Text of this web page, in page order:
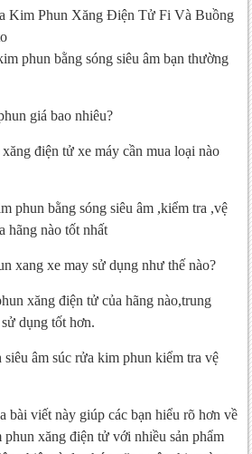
Kim Phun Xăng Điện Tử Fi Và Buồng
phun bằng sóng siêu âm bạn thường
giá bao nhiêu?
điện tử xe máy cần mua loại nào
phun bằng sóng siêu âm ,kiểm tra ,vệ
hãng nào tốt nhất
xang xe may sử dụng như thế nào?
xăng điện tử của hãng nào,trung
dụng tốt hơn.
âm súc rửa kim phun kiểm tra vệ
bài viết này giúp các bạn hiểu rõ hơn về
phun xăng điện tử với nhiều sản phẩm